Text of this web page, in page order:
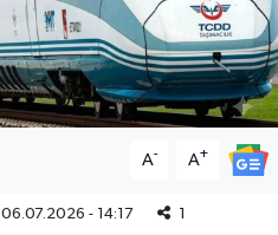
A- A+
06.07.2026 - 14:17 1